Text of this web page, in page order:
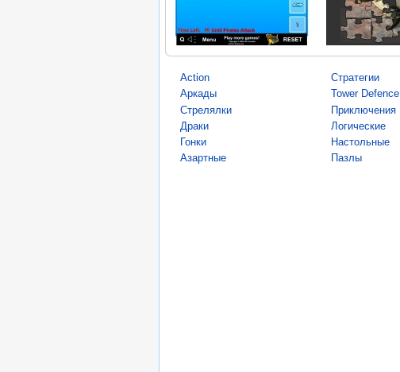
Action
Аркады
Стрелялки
Драки
Гонки
Азартные
Стратегии
Tower Defence
Приключения
Логические
Настольные
Пазлы